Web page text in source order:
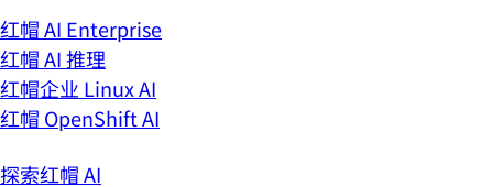
红帽 AI Enterprise
红帽 AI 推理
红帽企业 Linux AI
红帽 OpenShift AI
探索红帽 AI